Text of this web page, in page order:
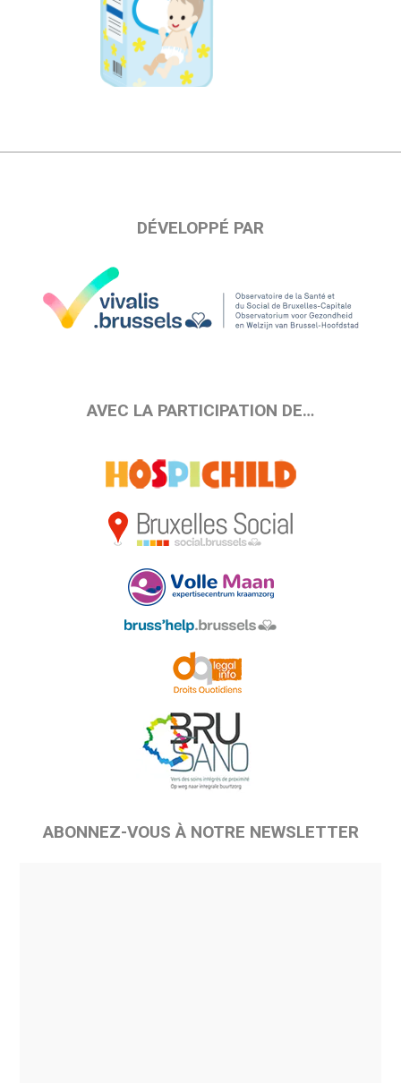
DÉVELOPPÉ PAR
AVEC LA PARTICIPATION DE…
ABONNEZ-VOUS À NOTRE NEWSLETTER